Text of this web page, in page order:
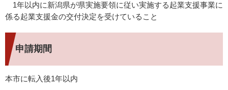
1年以内に新潟県が県実施要領に従い実施する起業支援事業に
係る起業支援金の交付決定を受けていること
申請期間
本市に転入後1年以内